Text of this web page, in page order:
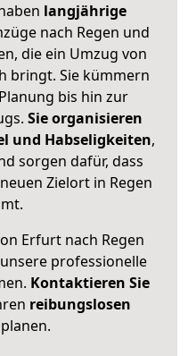
langjährige
nach Regen und
die ein Umzug von
bringt. Sie kümmern
bis hin zur
Sie organisieren
und Habseligkeiten,
sorgen dafür, dass
Zielort in Regen
Erfurt nach Regen
professionelle
Kontaktieren Sie
reibungslosen